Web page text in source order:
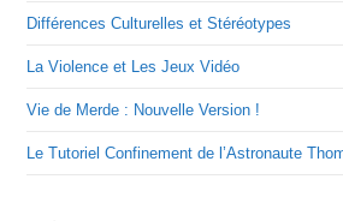
Différences Culturelles et Stéréotypes
La Violence et Les Jeux Vidéo
Vie de Merde : Nouvelle Version !
Le Tutoriel Confinement de l’Astronaute